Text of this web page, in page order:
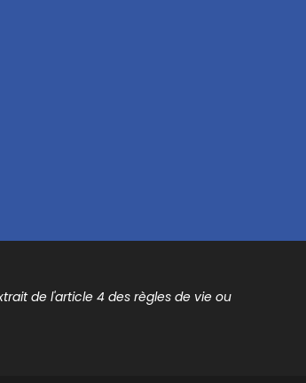
de l'article 4 des règles de vie ou